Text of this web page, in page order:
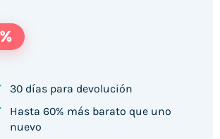
30 días para devolución
Hasta 60% más barato que uno
nuevo